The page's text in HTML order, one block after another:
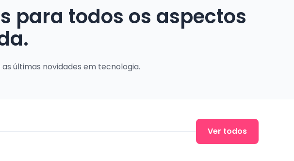
para todos os aspectos
últimas novidades em tecnologia.
Ver todos